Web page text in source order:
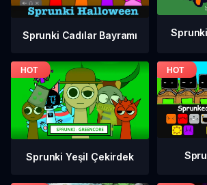
Sprunki Cadılar Bayramı
Sprunki Yeşil Çekirdek